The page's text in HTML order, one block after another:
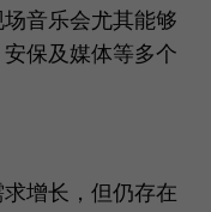
音乐会尤其能够
保及媒体等多个
增长，但仍存在